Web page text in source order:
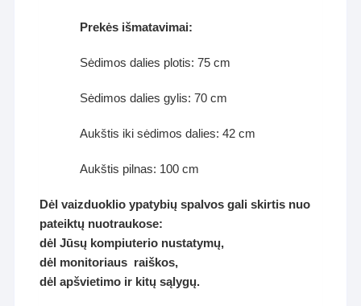
Prekės išmatavimai:
Sėdimos dalies plotis: 75 cm
Sėdimos dalies gylis: 70 cm
Aukštis iki sėdimos dalies: 42 cm
Aukštis pilnas: 100 cm
Dėl vaizduoklio ypatybių spalvos gali skirtis nuo
pateiktų nuotraukose:
dėl Jūsų kompiuterio nustatymų,
dėl monitoriaus raiškos,
dėl apšvietimo ir kitų sąlygų.